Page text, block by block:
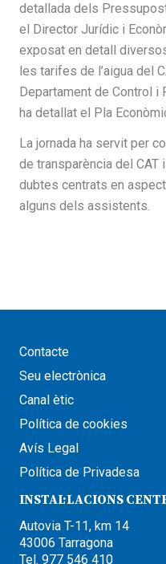
detallada dels
el Director Jurídic i
exposat en detall
les tarifes de l’aigua del
Departament de Control i
ha detallat el Pla
La jornada ha servit per
de transparència del CAT
dubtes centrats en
alguns dels assistents.
Contacte
Seu electrònica
Canal ètic
Política de cookies
Avís Legal
Política de Privadesa
INSTAL·LACIONS
Autovia T-11, km 14
43006 Tarragona
Tel. 977 546 410